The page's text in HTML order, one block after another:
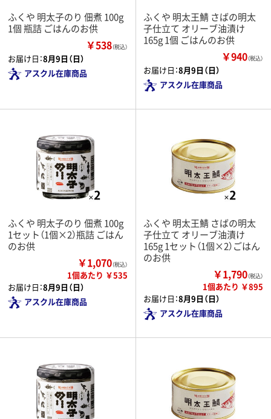
ふくや 明太子のり 佃煮 100g
1個 瓶詰 ごはんのお供
￥538（税込）
お届け日：8月9日（日）
アスクル在庫商品
ふくや 明太王鯖 さばの明太
子仕立て オリーブ油漬け
165g 1個 ごはんのお供
￥940（税込）
お届け日：8月9日（日）
アスクル在庫商品
ふくや 明太子のり 佃煮 100g
1セット（1個×2）瓶詰 ごはん
のお供
￥1,070（税込）
1個あたり ￥535
お届け日：8月9日（日）
アスクル在庫商品
ふくや 明太王鯖 さばの明太
子仕立て オリーブ油漬け
165g 1セット（1個×2）ごはん
のお供
￥1,790（税込）
1個あたり ￥895
お届け日：8月9日（日）
アスクル在庫商品